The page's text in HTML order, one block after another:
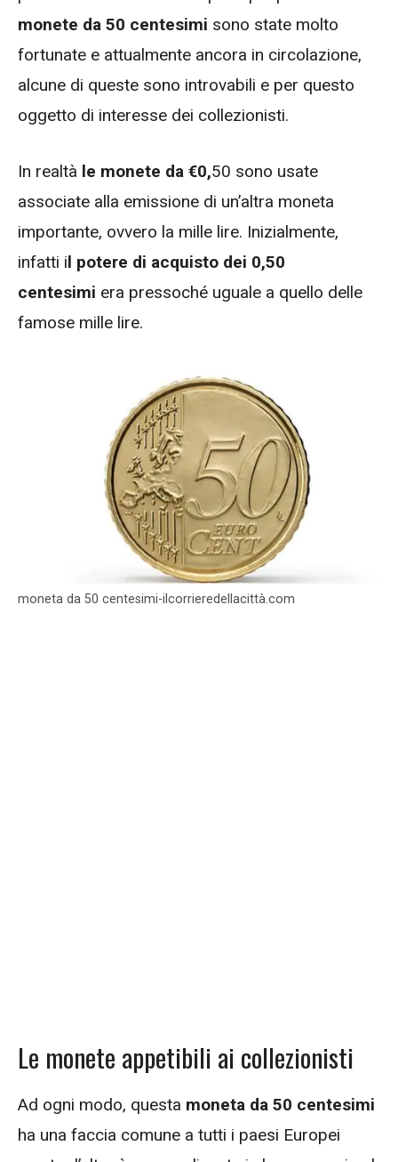
monete da 50 centesimi sono state molto
fortunate e attualmente ancora in circolazione,
alcune di queste sono introvabili e per questo
oggetto di interesse dei collezionisti.
In realtà le monete da €0,50 sono usate
associate alla emissione di un’altra moneta
importante, ovvero la mille lire. Inizialmente,
infatti il potere di acquisto dei 0,50
centesimi era pressoché uguale a quello delle
famose mille lire.
moneta da 50 centesimi-ilcorrieredellacittà.com
Le monete appetibili ai collezionisti
Ad ogni modo, questa moneta da 50 centesimi
ha una faccia comune a tutti i paesi Europei